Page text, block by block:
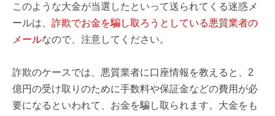
このような大金が当選したといって送られてくる迷惑メ
ールは、 詐欺でお金を騙し取ろうとしている悪質業者の
メールなので、注意してください。
詐欺のケースでは、悪質業者に口座情報を教えると、2
億円の受け取りのために手数料や保証金などの費用が必
要になるといわれて、お金を騙し取られます。大金をも